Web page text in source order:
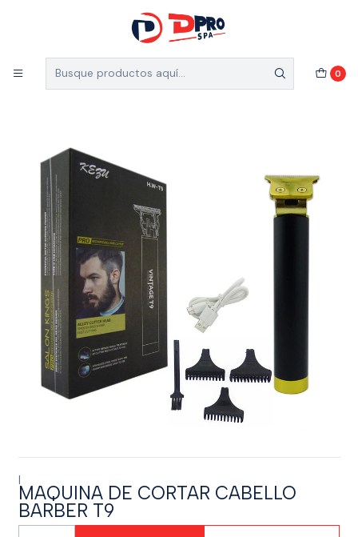
0
5% de descuento en el total de tu compra (Válido
para nuevos clientes)
Catálogo MAQUINA DE CORTAR CABELLO BARBER T9
|
MAQUINA DE CORTAR CABELLO
BARBER T9